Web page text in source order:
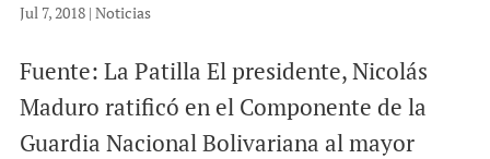
Jul 7, 2018| Noticias
Fuente: La Patilla El presidente, Nicolás
Maduro ratificó en el Componente de la
Guardia Nacional Bolivariana al mayor